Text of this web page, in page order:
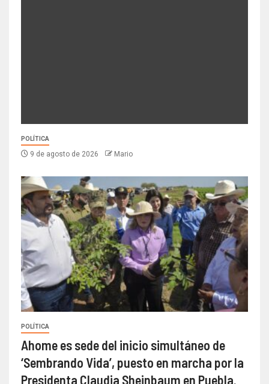
POLÍTICA
9 de agosto de 2026 Mario
POLÍTICA
Ahome es sede del inicio simultáneo de
‘Sembrando Vida’, puesto en marcha por la
Presidenta Claudia Sheinbaum en Puebla.